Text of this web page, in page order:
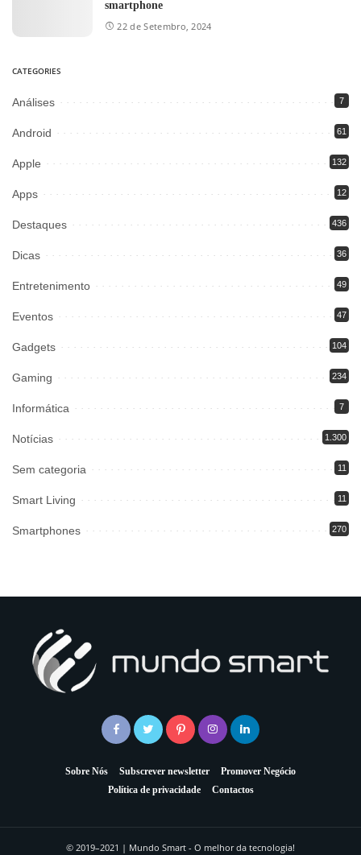
smartphone
22 de Setembro, 2024
CATEGORIES
Análises 7
Android 61
Apple 132
Apps 12
Destaques 436
Dicas 36
Entretenimento 49
Eventos 47
Gadgets 104
Gaming 234
Informática 7
Notícias 1.300
Sem categoria 11
Smart Living 11
Smartphones 270
Sobre Nós Subscrever newsletter
Promover Negócio
Política de privacidade
Contactos
© 2019–2021 | Mundo Smart - O melhor da tecnologia!